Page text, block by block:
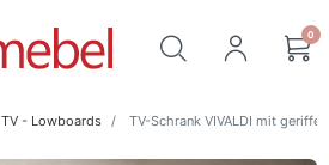
0
TV - Lowboards TV-Schrank VIVALDI mit